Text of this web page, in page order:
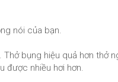
nói của bạn.
bụng hiệu quả hơn thở
được nhiều hơi hơn.